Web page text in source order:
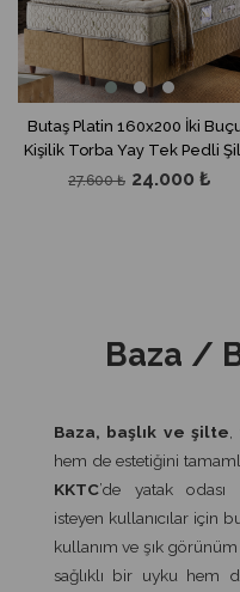
Butaş Platin 160x200 İki
Kişilik Torba Yay Tek Pedli
24.000 ₺
27.600 ₺
Baza /
Baza, başlık ve şilte
hem de estetiğini
KKTC’de yatak odası
isteyen kullanıcılar için
kullanım ve şık
sağlıklı bir uyku hem